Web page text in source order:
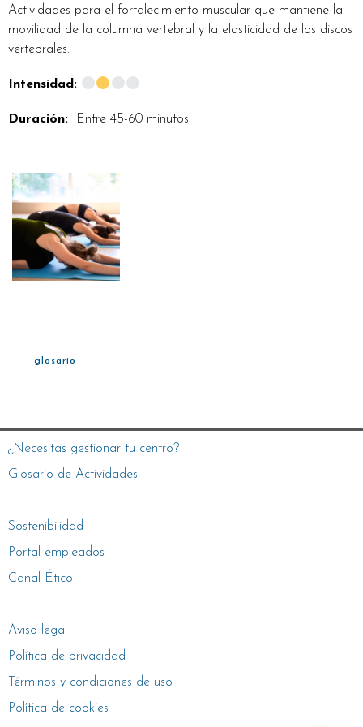
Actividades para el fortalecimiento muscular que mantiene la
movilidad de la columna vertebral y la elasticidad de los discos
vertebrales.
Intensidad:
Duración: Entre 45-60 minutos.
glosario
¿Necesitas gestionar tu centro?
Glosario de Actividades
Sostenibilidad
Portal empleados
Canal Ético
Aviso legal
Política de privacidad
Términos y condiciones de uso
Política de cookies